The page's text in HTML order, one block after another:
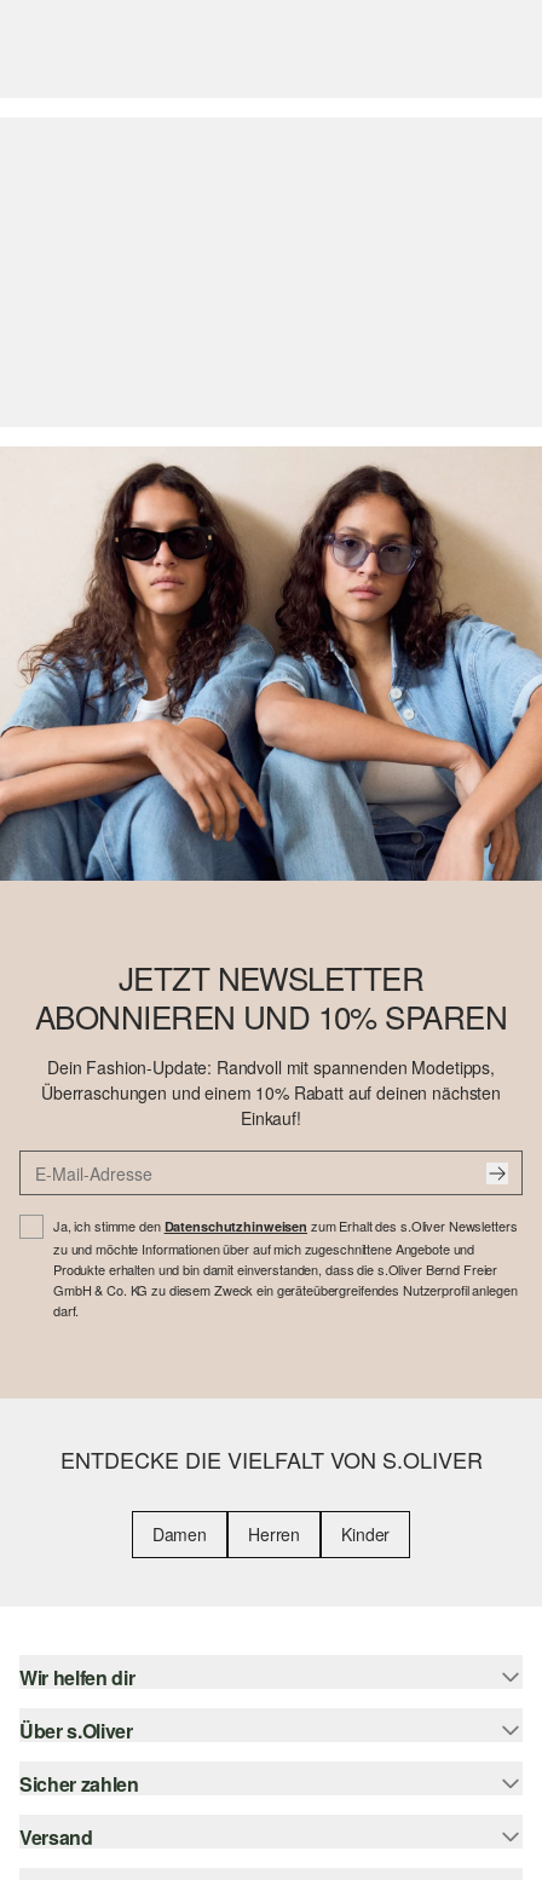
JETZT NEWSLETTER
ABONNIEREN UND 10% SPAREN
Dein Fashion-Update: Randvoll mit spannenden Modetipps,
Überraschungen und einem 10% Rabatt auf deinen nächsten
Einkauf!
Ja, ich stimme den Datenschutzhinweisen zum Erhalt des s.Oliver Newsletters
zu und möchte Informationen über auf mich zugeschnittene Angebote und
Produkte erhalten und bin damit einverstanden, dass die s.Oliver Bernd Freier
GmbH & Co. KG zu diesem Zweck ein geräteübergreifendes Nutzerprofil anlegen
darf.
ENTDECKE DIE VIELFALT VON S.OLIVER
Damen Herren Kinder
Wir helfen dir
Hilfe & FAQ
Größenberatung
Über s.Oliver
s.Oliver Magazin
Whatsapp
Sicher zahlen
Rechnung
Versand